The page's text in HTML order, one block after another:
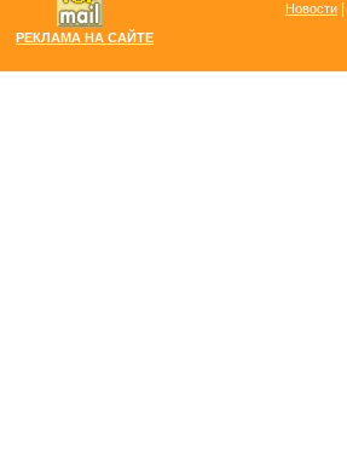
РЕКЛАМА НА САЙТЕ
Новости